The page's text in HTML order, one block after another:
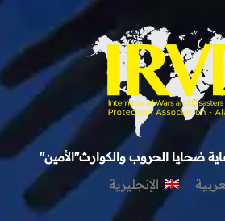
ضحايا الحروب والكوارث"الأمين"
الإنجليزية